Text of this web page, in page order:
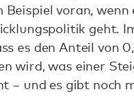
voran, wenn
geht.
es den Anteil von
wird, was einer
– und es gibt noch